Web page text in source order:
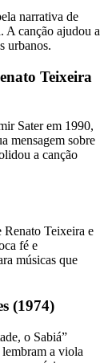
narrativa de
A canção ajudou a
urbanos.
Teixeira
Sater em 1990,
mensagem sobre
a canção
Renato Teixeira e
fé e
músicas que
(1974)
o Sabiá”
lembram a viola